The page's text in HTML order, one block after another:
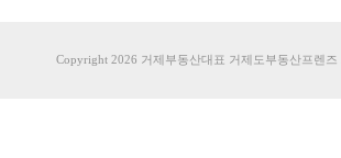
Copyright 2026 거제부동산대표 거제도부동산프렌즈